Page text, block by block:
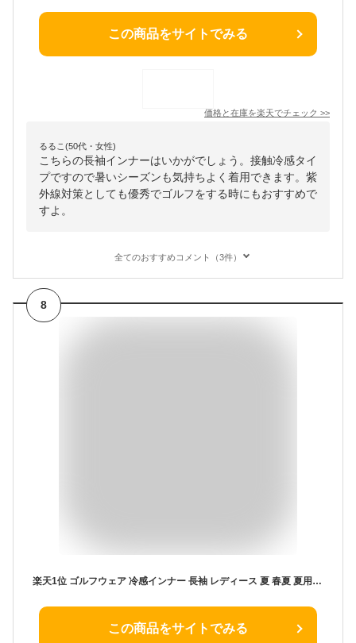
この商品をサイトでみる
価格と在庫を楽天でチェック >>
るるこ(50代・女性)
こちらの長袖インナーはいかがでしょう。接触冷感タイ
プですので暑いシーズンも気持ちよく着用できます。紫
外線対策としても優秀でゴルフをする時にもおすすめで
すよ。
全てのおすすめコメント（3件）
8
楽天1位 ゴルフウェア 冷感インナー 長袖 レディース 夏 春夏 夏用 機能性 インナー トップス UVカット 長袖 ハイネック モックネック 日焼け対策 ストレッチ ひんやり スポーツシャツ 吸汗 速乾 接触冷感 UPF50 紫外線カット
この商品をサイトでみる